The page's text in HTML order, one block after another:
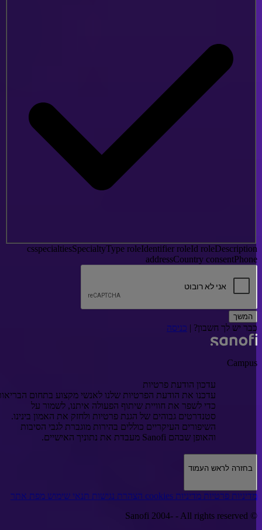
csspecialtiesSpecialtyTyperoleIdentifierroleId
addressCountry
המשך
יש לך חשבון? | כניסה
עדכון הודעת פרטיות
עדכנו את הודעת הפרטיות שלנו לאנשי מקצוע בתחום הבריאות
כדי לשפר את חוויית שיתוף הפעולה איתנו, לשמור על
סטנדרטים גבוהים של הגנת פרטיות ולחזק את האמון בינינו.
השיפורים העיקריים כוללים בהירות מוגברת לגבי הסיבות
והאופן שבהם Sanofi מעבדת את נתוניך האישיים.
בחזרה לראש העמוד
פרטיותמדיניות cookies הצהרת נגישותתנאי שימושמפת אתר
© Sanofi
- All rights reserved